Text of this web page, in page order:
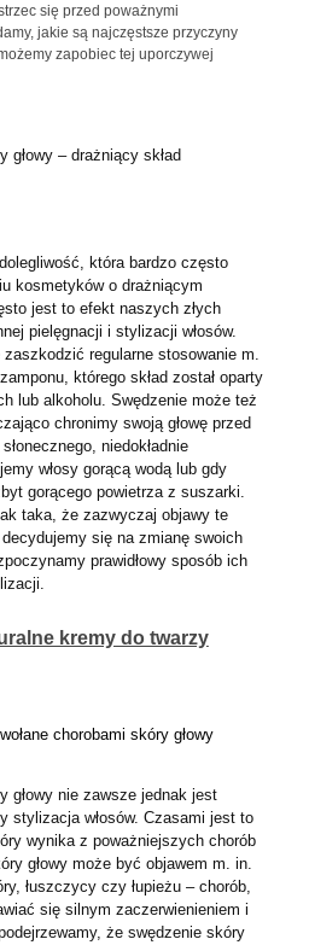
się przed poważnymi
jakie są najczęstsze przyczyny
zapobiec tej uporczywej
– drażniący skład
która bardzo często
kosmetyków o drażniącym
jest to efekt naszych złych
pielęgnacji i stylizacji włosów.
regularne stosowanie m.
którego skład został oparty
lub alkoholu. Swędzenie może też
chronimy swoją głowę przed
niedokładnie
włosy gorącą wodą lub gdy
gorącego powietrza z suszarki.
taka, że zazwyczaj objawy te
się na zmianę swoich
prawidłowy sposób ich
kremy do twarzy
chorobami skóry głowy
głowy nie zawsze jednak jest
stylizacja włosów. Czasami jest to
wynika z poważniejszych chorób
głowy może być objawem m. in.
łuszczycy czy łupieżu – chorób,
się silnym zaczerwienieniem i
że swędzenie skóry